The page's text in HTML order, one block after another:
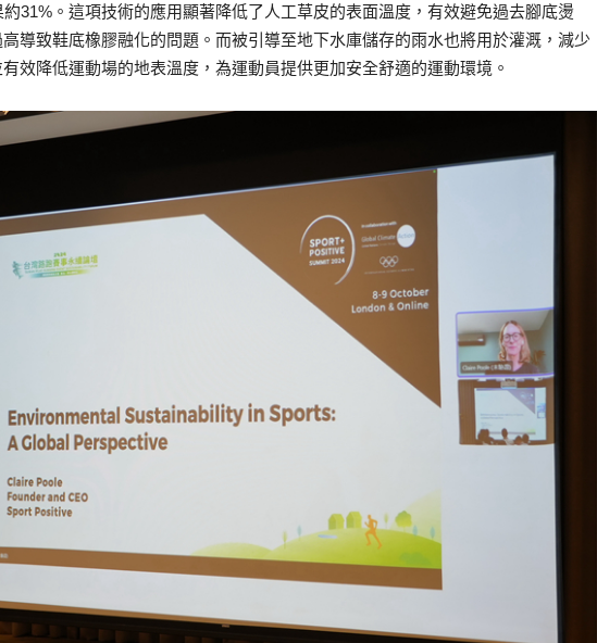
31%。這項技術的應用顯著降低了人工草皮的表面溫度，有效避免過去腳底燙
導致鞋底橡膠融化的問題。而被引導至地下水庫儲存的雨水也將用於灌溉，減少
效降低運動場的地表溫度，為運動員提供更加安全舒適的運動環境。